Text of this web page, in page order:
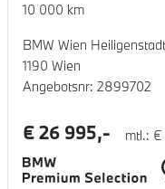
10 000 km
BMW Wien Heiligenstadt
1190 Wien
Angebotsnr: 2899702
mtl.: €
€ 26 995,-